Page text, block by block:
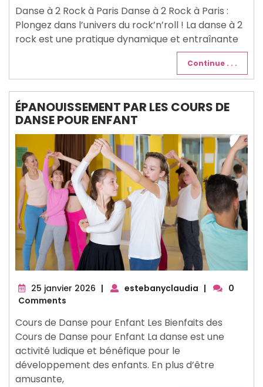
Danse à 2 Rock à Paris Danse à 2 Rock à Paris :
Plongez dans l’univers du rock’n’roll ! La danse à 2
rock est une pratique dynamique et entraînante
Continue . . .
ÉPANOUISSEMENT PAR LES COURS DE
DANSE POUR ENFANT
25 janvier 2026 25
| estebanyclaudia |
0
Comments
Cours de Danse pour Enfant Les Bienfaits des
Cours de Danse pour Enfant La danse est une
activité ludique et bénéfique pour le
développement des enfants. En plus d’être
amusante,